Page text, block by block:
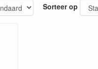
Sorteer op